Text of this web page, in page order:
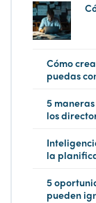
Cómo
puedas
5
los
la
5
pueden